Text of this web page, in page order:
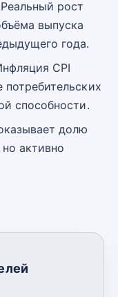
рост
выпуска
года.
CPI
способности.
долю
активно